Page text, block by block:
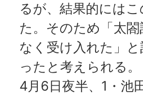
るが、結果的には
た。そのため「太
なく受け入れた」
ったと考えられる。
4月6日夜半、1・池